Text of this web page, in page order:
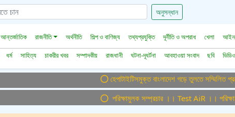
অনুসন্ধান
আন্তর্জাতিক রাজনীতি অর্থনীতি শিল্প ও বাণিজ্য তথ্যপ্রযুক্তি দূর্নীতি ও অপরাধ খেলা
ধর্ম সাহিত্য চাকরীর খবর সম্পাদকীয় রাজধানী ঘটনা-দূঘর্টনা আবহাওয়া সংবাদ ছবি ভিডিও
হেপাটাইটিসমুক্ত বাংলাদেশ গড়ে তুলতে সম্মিলিত প্রচেষ্টার
পরিক্ষামুলক সম্প্রচার ।। Test AiR ।। পরিক্ষামুলক